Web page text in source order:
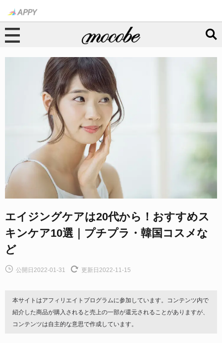
エイジングケアは20代から！おすすめス
キンケア10選｜プチプラ・韓国コスメな
ど
公開日2022-01-31 更新日2022-11-15
本サイトはアフィリエイトプログラムに参加しています。コンテンツ内で
紹介した商品が購入されると売上の一部が還元されることがありますが、
コンテンツは自主的な意思で作成しています。